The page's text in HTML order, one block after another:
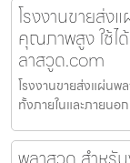
โรงงานขายส่ง
คุณภาพสูง ใช้ไ
ลาสวูด.com
โรงงานขายส่งแผ่นพ
ทั้งภายในและภายน